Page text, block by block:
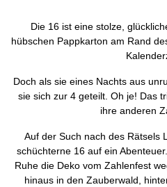
Die 16 ist eine stolze,
hübschen Pappkarton am Rand
Doch als sie eines Nachts aus
sie sich zur 4 geteilt. Oh je! Das
ihre anderen
Auf der Such nach des Rätsels
schüchterne 16 auf ein
Ruhe die Deko vom Zahlenfest
hinaus in den Zauberwald,